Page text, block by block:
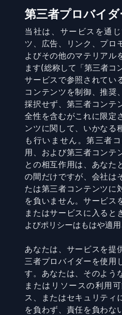
第三者プロバイダ
当社は、サービスを通
ツ、広告、リンク、プロ
よびその他のマテリアル
ます(総称して「第三者コ
サービスで参照されてい
コンテンツを制御、推奨
採択せず、第三者コンテ
全性を含むがこれに限定
ンツに関して、いかなる
も行いません。第三者
用、および第三者コンテ
との相互作用は、あなた
の間だけですが、会社は
たは第三者コンテンツに
を負いません。サービス
またはサービスに入ると
よびポリシーはもはや適用
あなたは、サービスを提
三者プロバイダーを使用
す。あなたは、そのよう
またはリソースの利用
ス、またはセキュリティ
を負わず、責任を負わな